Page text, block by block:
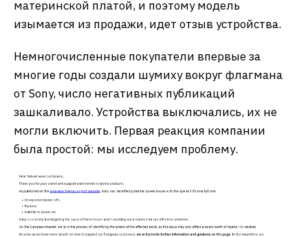
материнской платой, и поэтому модель
изымается из продажи, идет отзыв устройства.
Немногочисленные покупатели впервые за
многие годы создали шумиху вокруг флагмана
от Sony, число негативных публикаций
зашкаливало. Устройства выключались, их не
могли включить. Первая реакция компании
была простой: мы исследуем проблему.